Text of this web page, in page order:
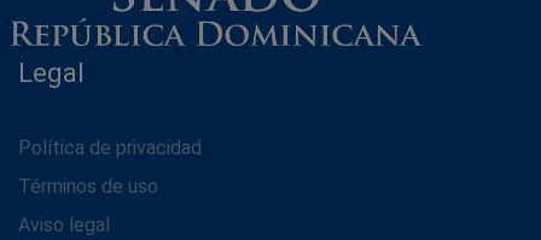
Legal
Política de privacidad
Términos de uso
Aviso legal